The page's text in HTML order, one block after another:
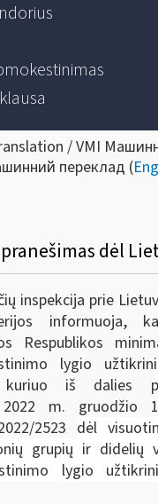
/ VMI
переклад (
inspekcija prie
informuoja,
Respublikos
lygio
kuriuo iš dalies
2022 m. gruodžio
2523 dėl
grupių ir didelių
lygio